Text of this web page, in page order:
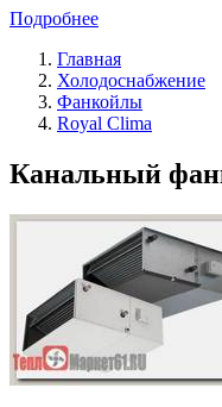
Подробнее
Главная
Холодоснабжение
Фанкойлы
Royal Clima
Канальный